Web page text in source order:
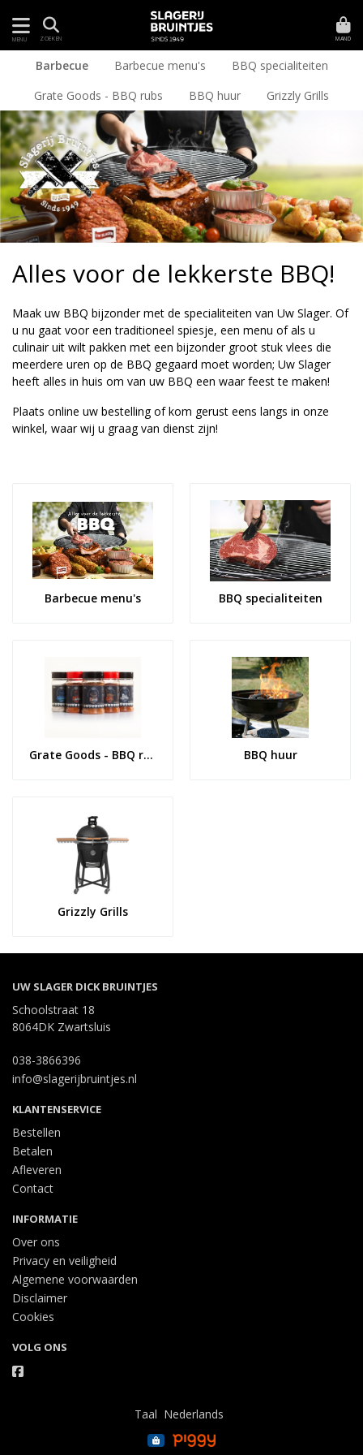
MENU ZOEKEN MAND
Barbecue Barbecue menu's
BBQ specialiteiten
Grate Goods - BBQ rubs
BBQ huur Grizzly Grills
Alles voor de lekkerste BBQ!
Maak uw BBQ bijzonder met de specialiteiten van Uw Slager. Of
u nu gaat voor een traditioneel spiesje, een menu of als u
culinair uit wilt pakken met een bijzonder groot stuk vlees die
meerdere uren op de BBQ gegaard moet worden; Uw Slager
heeft alles in huis om van uw BBQ een waar feest te maken!
Plaats online uw bestelling of kom gerust eens langs in onze
winkel, waar wij u graag van dienst zijn!
Barbecue menu's BBQ specialiteiten
Grate Goods - BBQ rubs BBQ huur
Grizzly Grills
UW SLAGER DICK BRUINTJES
Schoolstraat 18
8064DK Zwartsluis
038-3866396
info@slagerijbruintjes.nl
KLANTENSERVICE
Bestellen
Betalen
Afleveren
Contact
INFORMATIE
Over ons
Privacy en veiligheid
Algemene voorwaarden
Disclaimer
Cookies
VOLG ONS
Taal